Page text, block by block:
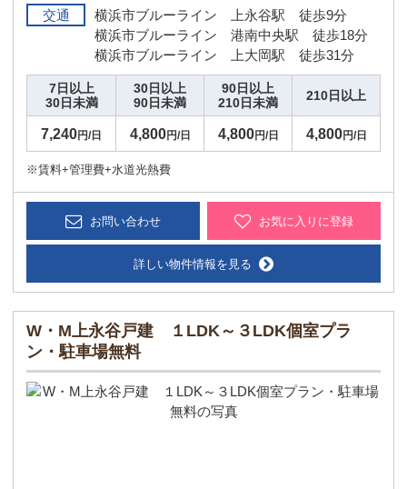
交通
横浜市ブルーライン 上永谷駅 徒歩9分
横浜市ブルーライン 港南中央駅 徒歩18分
横浜市ブルーライン 上大岡駅 徒歩31分
7日以上
30日未満
30日以上
90日未満
90日以上
210日未満
210日以上
7,240円/日 4,800円/日 4,800円/日 4,800円/日
※賃料+管理費+水道光熱費
お問い合わせ お気に入りに登録
詳しい物件情報を見る
W・M上永谷戸建 １LDK～３LDK個室プラ
ン・駐車場無料